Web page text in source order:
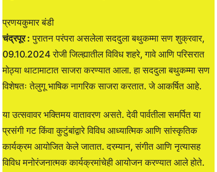
प्रणयकुमार बंडी
चंद्रपूर : पुरातन परंपरा असलेला सददुला बथुकम्मा सण शुक्रवार,
09.10.2024 रोजी जिल्ह्यातील विविध शहरे, गावे आणि परिसरात
मोठ्या थाटामाटात साजरा करण्यात आला. हा सददुला बथुकम्मा सण
विशेषतः तेलुगू भाषिक नागरिक साजरा करतात. जे आकर्षित आहे.
या उत्सवावर भक्तिमय वातावरण असते. देवी पार्वतीला समर्पित या
प्रसंगी गट किंवा कुटुंबांद्वारे विविध आध्यात्मिक आणि सांस्कृतिक
कार्यक्रम आयोजित केले जातात. दरम्यान, संगीत आणि नृत्यासह
विविध मनोरंजनात्मक कार्यक्रमांचेही आयोजन करण्यात आले होते.